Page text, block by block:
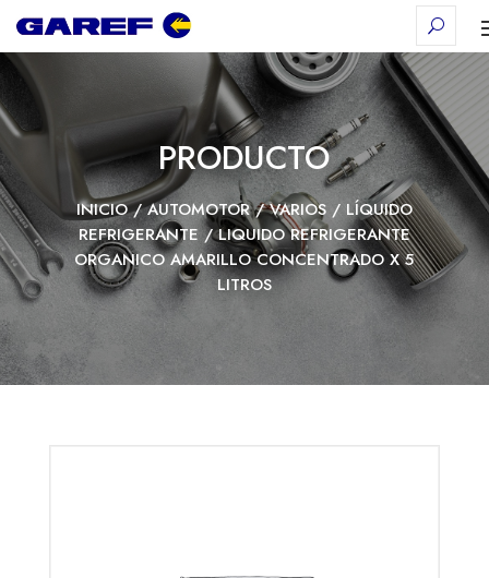
PRODUCTO
INICIO/AUTOMOTOR/VARIOS/ LÍQUIDO
REFRIGERANTE / LIQUIDO REFRIGERANTE
ORGANICO AMARILLO CONCENTRADO X 5
LITROS